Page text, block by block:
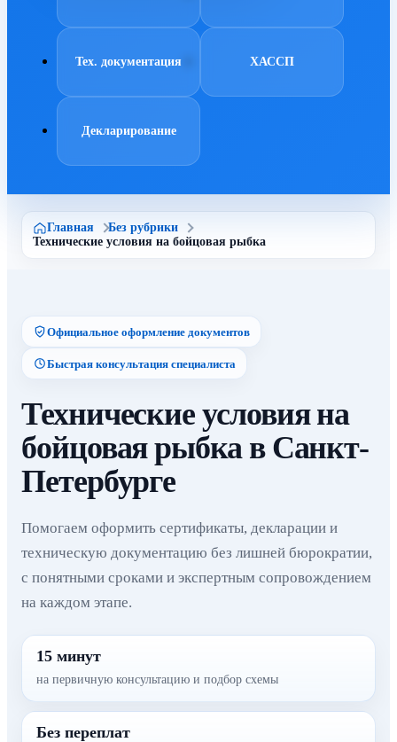
Тех. документация ХАССП
Декларирование
Главная
Без рубрики
Технические условия на бойцовая рыбка
Официальное оформление документов
Быстрая консультация специалиста
Технические условия на
бойцовая рыбка в Санкт-
Петербурге
Помогаем оформить сертификаты, декларации и
техническую документацию без лишней бюрократии,
с понятными сроками и экспертным сопровождением
на каждом этапе.
15 минут
на первичную консультацию и подбор схемы
Без переплат